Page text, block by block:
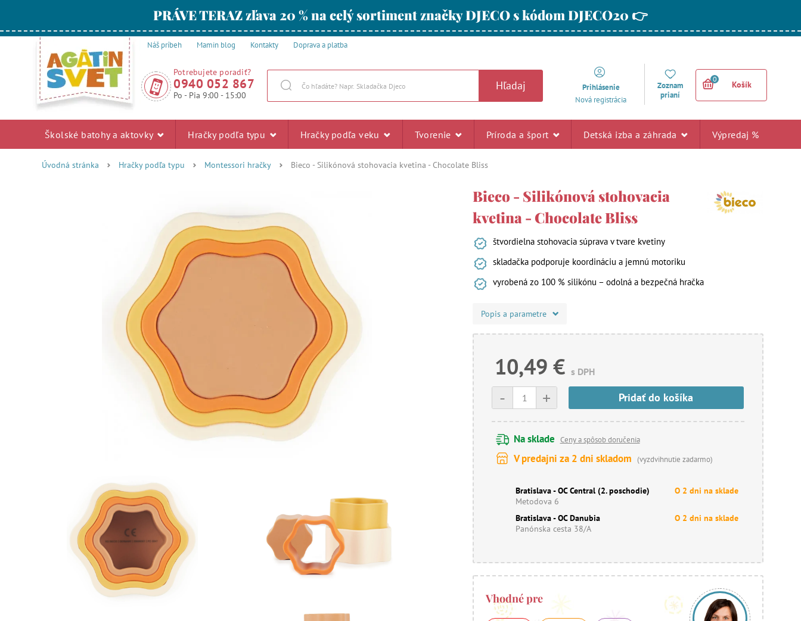
PRÁVE TERAZ zľava 20 % na celý sortiment značky DJECO s kódom DJECO20 👉
Náš príbeh Mamin blog Kontakty Doprava a platba
Potrebujete poradiť?
0940 052 867
Po - Pia 9:00 - 15:00
Hľadaj
Prihlásenie
Nová registrácia
Zoznam
prianí
0
Košík
Školské batohy a aktovky Hračky podľa typu Hračky podľa veku Tvorenie Príroda a šport Detská izba a záhrada Výpredaj %
Úvodná stránka Hračky podľa typu Montessori hračky Bieco - Silikónová stohovacia kvetina - Chocolate Bliss
Bieco - Silikónová stohovacia
kvetina - Chocolate Bliss
štvordielna stohovacia súprava v tvare kvetiny
skladačka podporuje koordináciu a jemnú motoriku
vyrobená zo 100 % silikónu – odolná a bezpečná hračka
Popis a parametre
10,49 € s DPH
+
- Pridať do košíka
Na sklade Ceny a spôsob doručenia
V predajni za 2 dni skladom (vyzdvihnutie zadarmo)
Bratislava - OC Central (2. poschodie)
Metodova 6
O 2 dni na sklade
Bratislava - OC Danubia
Panónska cesta 38/A
O 2 dni na sklade
Vhodné pre